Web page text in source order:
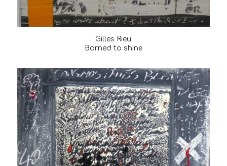
Gilles Rieu
Borned to shine